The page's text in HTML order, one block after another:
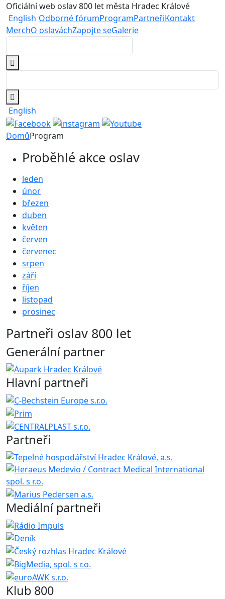
Oficiální web oslav 800 let města Hradec Králové
English Odborné fórumProgramPartneřiKontakt
MerchO oslaváchZapojte seGalerie
English
DomůProgram
Proběhlé akce oslav
leden
únor
březen
duben
květen
červen
červenec
srpen
září
říjen
listopad
prosinec
Partneři oslav 800 let
Generální partner
Hlavní partneři
Partneři
Mediální partneři
Klub 800